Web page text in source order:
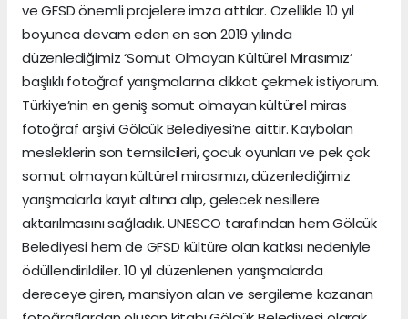
ve GFSD önemli projelere imza attılar. Özellikle 10 yıl
boyunca devam eden en son 2019 yılında
düzenlediğimiz ‘Somut Olmayan Kültürel Mirasımız’
başlıklı fotoğraf yarışmalarına dikkat çekmek istiyorum.
Türkiye’nin en geniş somut olmayan kültürel miras
fotoğraf arşivi Gölcük Belediyesi’ne aittir. Kaybolan
mesleklerin son temsilcileri, çocuk oyunları ve pek çok
somut olmayan kültürel mirasımızı, düzenlediğimiz
yarışmalarla kayıt altına alıp, gelecek nesillere
aktarılmasını sağladık. UNESCO tarafından hem Gölcük
Belediyesi hem de GFSD kültüre olan katkısı nedeniyle
ödüllendirildiler. 10 yıl düzenlenen yarışmalarda
dereceye giren, mansiyon alan ve sergileme kazanan